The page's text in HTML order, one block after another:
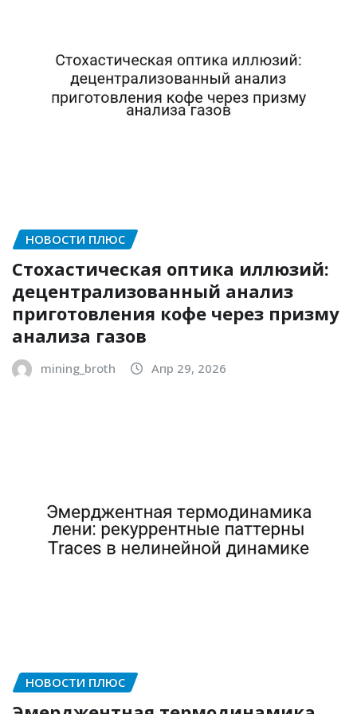
НОВОСТИ ПЛЮС
Стохастическая оптика иллюзий:
децентрализованный анализ
приготовления кофе через призму
анализа газов
mining_broth Апр 29, 2026
НОВОСТИ ПЛЮС